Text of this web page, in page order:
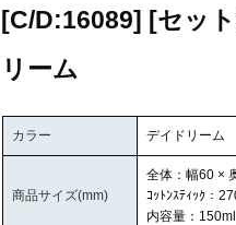
[C/D:16089] [セッ
リーム
カラー デイドリーム
商品サイズ(mm)
全体：幅60 ×
ｺｯﾄﾝｽﾃｨｯｸ：
内容量：150ml